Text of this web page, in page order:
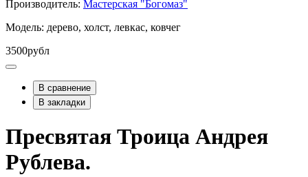
Производитель: Мастерская "Богомаз"
Модель: дерево, холст, левкас, ковчег
3500рубл
В сравнение
В закладки
Пресвятая Троица Андрея
Рублева.